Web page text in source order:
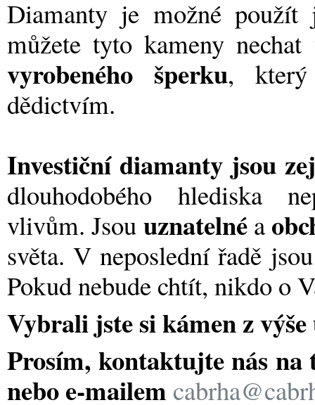
Diamanty je možné
můžete tyto kameny nechat
vyrobeného šperku, který
dědictvím.
Investiční diamanty jsou
dlouhodobého hlediska
vlivům. Jsou uznatelnéa
světa. V neposlední řadě
Pokud nebude chtít, nikdo o
Vybrali jste si kámen z
Prosím, kontaktujte nás na
nebo e-mailem